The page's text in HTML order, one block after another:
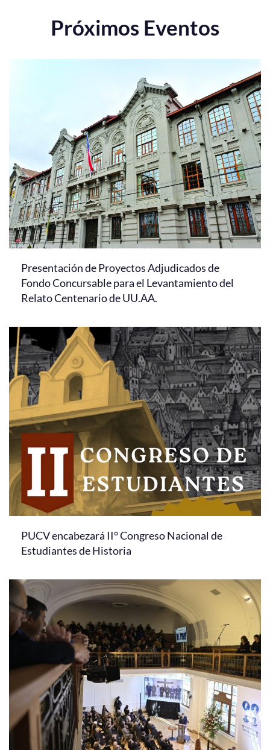
Próximos Eventos
Presentación de Proyectos Adjudicados de
Fondo Concursable para el Levantamiento del
Relato Centenario de UU.AA.
PUCV encabezará II° Congreso Nacional de
Estudiantes de Historia